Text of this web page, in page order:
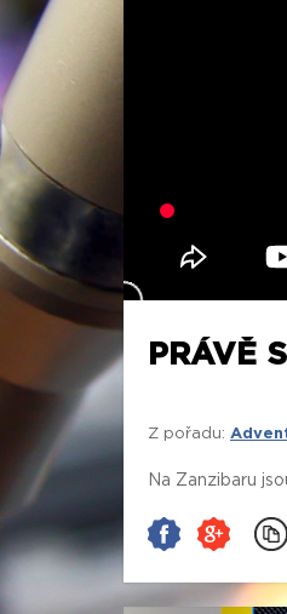
PRÁVĚ
Z pořadu:
Na Zanzibaru